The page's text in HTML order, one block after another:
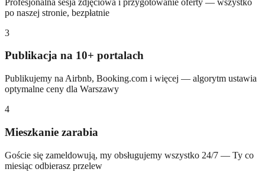
po naszej stronie, bezpłatnie
3
Publikacja na 10+ portalach
Publikujemy na Airbnb, Booking.com i więcej — algorytm ustawia
optymalne ceny dla Warszawy
4
Mieszkanie zarabia
Goście się zameldowują, my obsługujemy wszystko 24/7 — Ty co
miesiąc odbierasz przelew